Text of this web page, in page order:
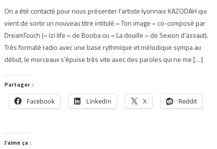
On a été contacté pour nous présenter l’artiste lyonnais KAZODAH qui
vient de sortir un nouveau titre intitulé « Ton image » co-composé par
DreamTouch (« Izi life » de Booba ou « La douille » de Sexion d’assaut).
Très formaté radio avec une base rythmique et mélodique sympa au
début, le morceaux s’épuise très vite avec des paroles qui ne me […]
Partager :
Facebook LinkedIn X Reddit
J’aime ça :